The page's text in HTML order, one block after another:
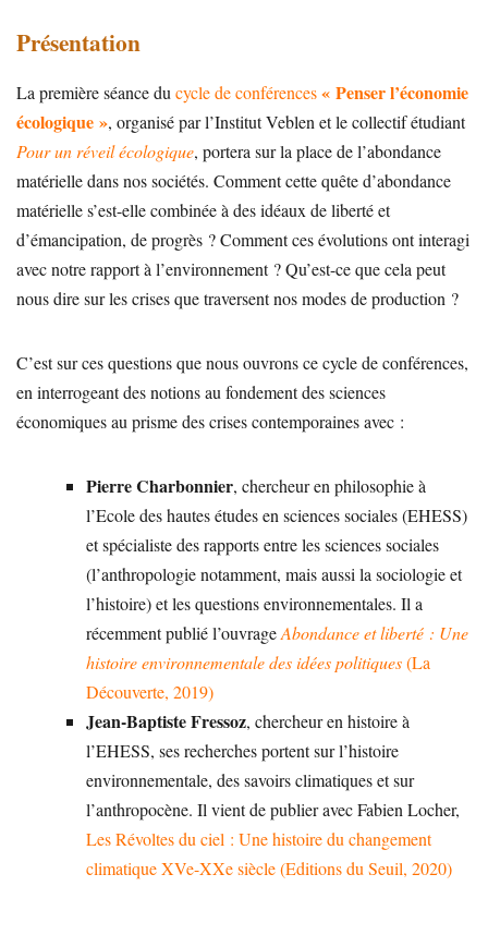
Présentation
La première séance ducycle de conférences« Penser l’économie
écologique », organisé par l’Institut Veblen et le collectif étudiant
Pour un réveil écologique, portera sur la place de l’abondance
matérielle dans nos sociétés. Comment cette quête d’abondance
matérielle s’est-elle combinée à des idéaux de liberté et
d’émancipation, de progrès ? Comment ces évolutions ont interagi
avec notre rapport à l’environnement ? Qu’est-ce que cela peut
nous dire sur les crises que traversent nos modes de production ?
C’est sur ces questions que nous ouvrons ce cycle de conférences,
en interrogeant des notions au fondement des sciences
économiques au prisme des crises contemporaines avec :
Pierre Charbonnier, chercheur en philosophie à
l’Ecole des hautes études en sciences sociales (EHESS)
et spécialiste des rapports entre les sciences sociales
(l’anthropologie notamment, mais aussi la sociologie et
l’histoire) et les questions environnementales. Il a
récemment publié l’ouvrageAbondance et liberté : Une
histoire environnementale des idées politiques(La
Découverte, 2019)
Jean-Baptiste Fressoz, chercheur en histoire à
l’EHESS, ses recherches portent sur l’histoire
environnementale, des savoirs climatiques et sur
l’anthropocène. Il vient de publier avec Fabien Locher,
Les Révoltes du ciel : Une histoire du changement
climatique XVe-XXe siècle (Editions du Seuil, 2020)